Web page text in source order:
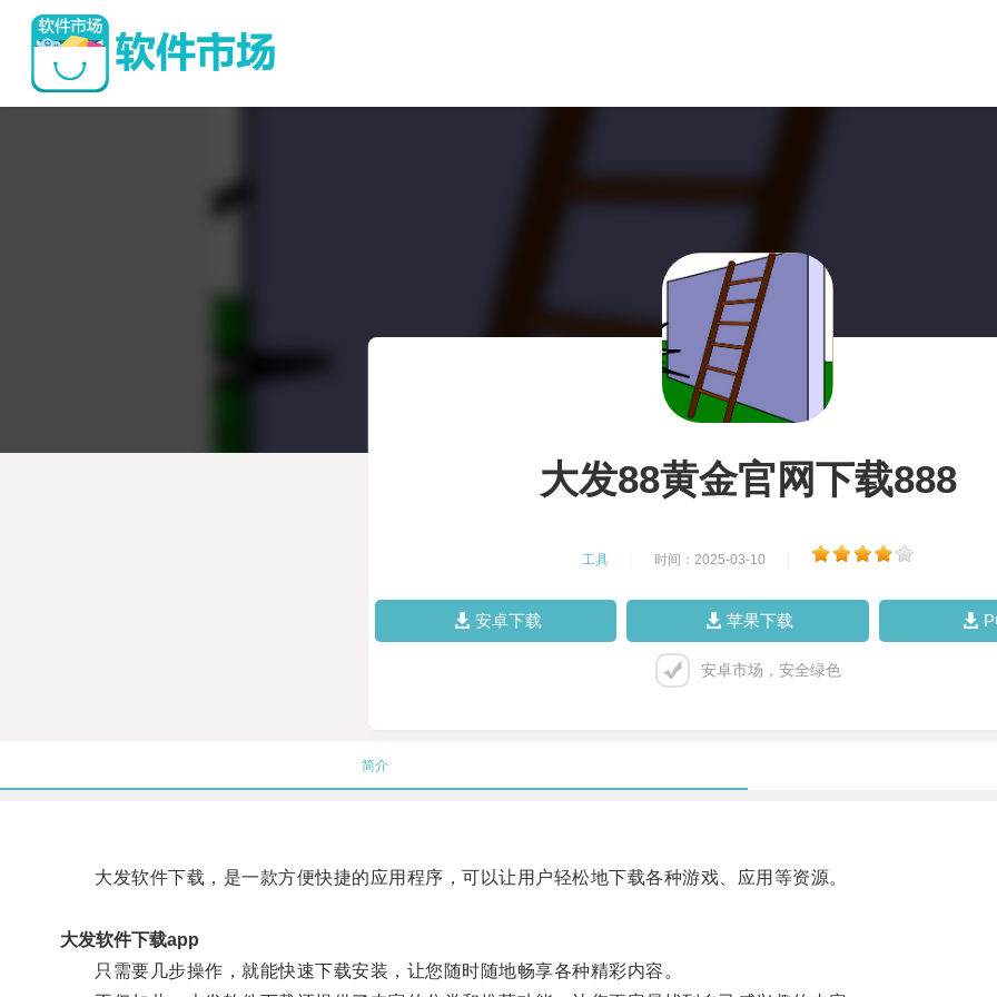
大发88黄金官网下载888
工具 时间：2025-03-10
安卓下载 苹果下载
安卓市场，安全绿色
简介
大发软件下载，是一款方便快捷的应用程序，可以让用户轻松地下载各种游戏、应用等资源。
大发软件下载app
只需要几步操作，就能快速下载安装，让您随时随地畅享各种精彩内容。